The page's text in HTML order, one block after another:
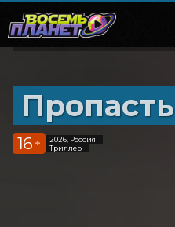
Пропасть
16 +
2026, Россия
Триллер